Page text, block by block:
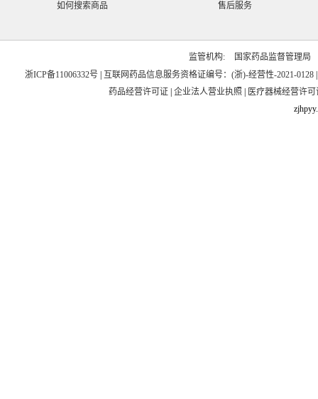
如何搜索商品
售后服务
监管机构:
国家药品监督管理局
浙ICP备11006332号
互联网药品信息服务资格证编号：(浙)-经营性-2021-0128
药品经营许可证
企业法人营业执照
医疗器械经营许可